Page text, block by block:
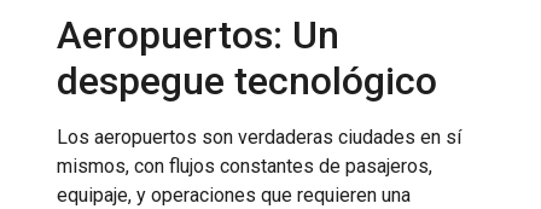
Aeropuertos: Un
despegue tecnológico
Los aeropuertos son verdaderas ciudades en sí
mismos, con flujos constantes de pasajeros,
equipaje, y operaciones que requieren una